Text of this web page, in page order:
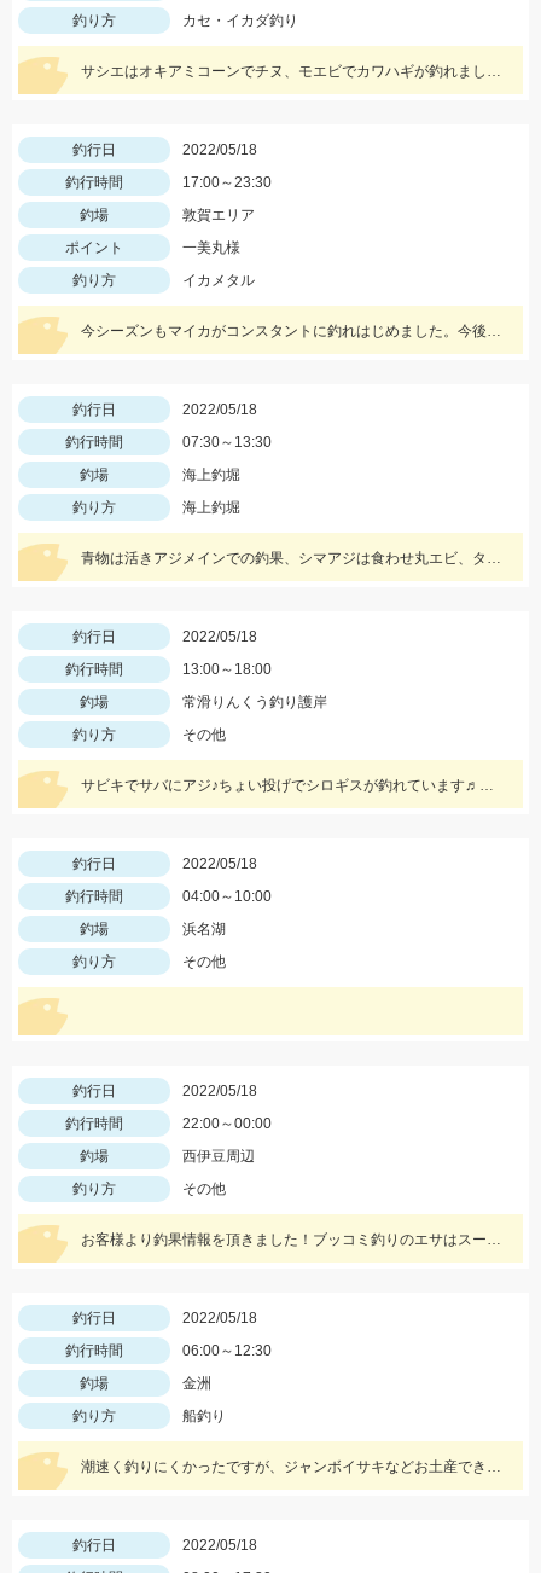
釣り方
カセ・イカダ釣り
サシエはオキアミコーンでチヌ、モエビでカワハギが釣れました！
釣行日
2022/05/18
釣行時間
17:00～23:30
釣場
敦賀エリア
ポイント
一美丸様
釣り方
イカメタル
今シーズンもマイカがコンスタントに釣れはじめました。今後さらに期待できるので是非釣りに行ってみてください！
釣行日
2022/05/18
釣行時間
07:30～13:30
釣場
海上釣堀
釣り方
海上釣堀
青物は活きアジメインでの釣果、シマアジは食わせ丸エビ、タイはマダイイエローが効果的でした。
釣行日
2022/05/18
釣行時間
13:00～18:00
釣場
常滑りんくう釣り護岸
釣り方
その他
サビキでサバにアジ♪ちょい投げでシロギスが釣れています♬サビキは5号前後の針がオススメです☆
釣行日
2022/05/18
釣行時間
04:00～10:00
釣場
浜名湖
釣り方
その他
釣行日
2022/05/18
釣行時間
22:00～00:00
釣場
西伊豆周辺
釣り方
その他
お客様より釣果情報を頂きました！ブッコミ釣りのエサはスーパーで売っているムツッコ。短い釣行時間で時合を逃さずヒットさせました。
釣行日
2022/05/18
釣行時間
06:00～12:30
釣場
金洲
釣り方
船釣り
潮速く釣りにくかったですが、ジャンボイサキなどお土産できました。
釣行日
2022/05/18